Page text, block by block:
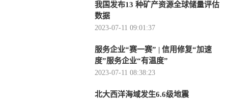
我国发布13 种矿产资源全球储量评估
数据
2023-07-11 09:01:37
服务企业“赛一赛” | 信用修复“加速
度”服务企业“有温度”
2023-07-11 08:38:23
北大西洋海域发生6.6级地震